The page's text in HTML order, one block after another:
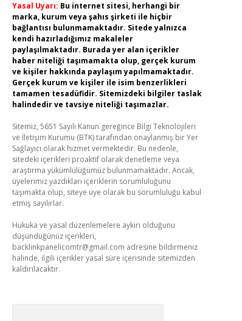
Yasal Uyarı: Bu internet sitesi, herhangi bir
marka, kurum veya şahıs şirketi ile hiçbir
bağlantısı bulunmamaktadır. Sitede yalnızca
kendi hazırladığımız makaleler
paylaşılmaktadır. Burada yer alan içerikler
haber niteliği taşımamakta olup, gerçek kurum
ve kişiler hakkında paylaşım yapılmamaktadır.
Gerçek kurum ve kişiler ile isim benzerlikleri
tamamen tesadüfidir. Sitemizdeki bilgiler taslak
halindedir ve tavsiye niteliği taşımazlar.
Sitemiz, 5651 Sayılı Kanun gereğince Bilgi Teknolojileri
ve İletişim Kurumu (BTK) tarafından onaylanmış bir Yer
Sağlayıcı olarak hizmet vermektedir. Bu nedenle,
sitedeki içerikleri proaktif olarak denetleme veya
araştırma yükümlülüğümüz bulunmamaktadır. Ancak,
üyelerimiz yazdıkları içeriklerin sorumluluğunu
taşımakta olup, siteye üye olarak bu sorumluluğu kabul
etmiş sayılırlar.
Hukuka ve yasal düzenlemelere aykırı olduğunu
düşündüğünüz içerikleri,
backlinkpanelicomtr@gmail.com adresine bildirmeniz
halinde, ilgili içerikler yasal süre içerisinde sitemizden
kaldırılacaktır.